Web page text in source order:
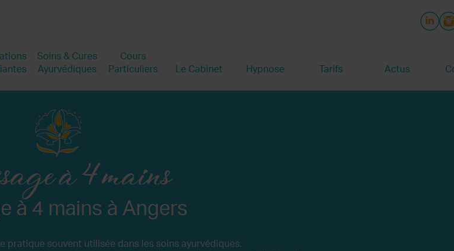
Soins & Cures
Ayurvédiques
Cours
Particuliers
Le Cabinet Hypnose Tarifs Actus
à 4 mains
à 4 mains à Angers
pratique souvent utilisée dans les soins ayurvédiques.